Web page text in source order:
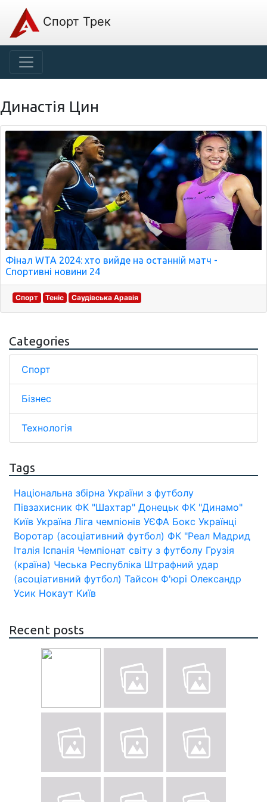
Спорт Трек
Династія Цин
Фінал WTA 2024: хто вийде на останній матч -
Спортивні новини 24
Спорт Теніс Саудівська Аравія
Categories
Спорт
Бізнес
Технологія
Tags
Національна збірна України з футболу
Півзахисник ФК "Шахтар" Донецьк ФК "Динамо"
Київ Україна Ліга чемпіонів УЄФА Бокс Українці
Воротар (асоціативний футбол) ФК "Реал Мадрид
Італія Іспанія Чемпіонат світу з футболу Грузія
(країна) Чеська Республіка Штрафний удар
(асоціативний футбол) Тайсон Ф'юрі Олександр
Усик Нокаут Київ
Recent posts